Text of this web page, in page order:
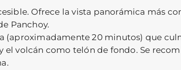
Ofrece la vista panorámica más
Panchoy.
(aproximadamente 20 minutos) que
el volcán como telón de fondo. Se